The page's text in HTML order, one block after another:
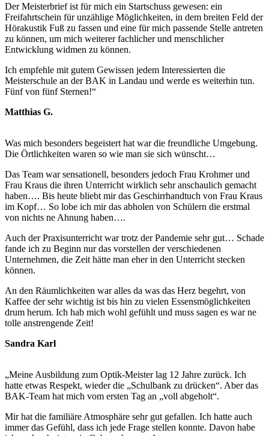
Der Meisterbrief ist für mich ein Startschuss gewesen: ein
Freifahrtschein für unzählige Möglichkeiten, in dem breiten Feld der
Hörakustik Fuß zu fassen und eine für mich passende Stelle antreten
zu können, um mich weiterer fachlicher und menschlicher
Entwicklung widmen zu können.
Ich empfehle mit gutem Gewissen jedem Interessierten die
Meisterschule an der BAK in Landau und werde es weiterhin tun.
Fünf von fünf Sternen!“
Matthias G.
Was mich besonders begeistert hat war die freundliche Umgebung.
Die Örtlichkeiten waren so wie man sie sich wünscht…
Das Team war sensationell, besonders jedoch Frau Krohmer und
Frau Kraus die ihren Unterricht wirklich sehr anschaulich gemacht
haben…. Bis heute bliebt mir das Geschirrhandtuch von Frau Kraus
im Kopf… So lobe ich mir das abholen von Schülern die erstmal
von nichts ne Ahnung haben….
Auch der Praxisunterricht war trotz der Pandemie sehr gut… Schade
fande ich zu Beginn nur das vorstellen der verschiedenen
Unternehmen, die Zeit hätte man eher in den Unterricht stecken
können.
An den Räumlichkeiten war alles da was das Herz begehrt, von
Kaffee der sehr wichtig ist bis hin zu vielen Essensmöglichkeiten
drum herum. Ich hab mich wohl gefühlt und muss sagen es war ne
tolle anstrengende Zeit!
Sandra Karl
„Meine Ausbildung zum Optik-Meister lag 12 Jahre zurück. Ich
hatte etwas Respekt, wieder die „Schulbank zu drücken“. Aber das
BAK-Team hat mich vom ersten Tag an „voll abgeholt“.
Mir hat die familiäre Atmosphäre sehr gut gefallen. Ich hatte auch
immer das Gefühl, dass ich jede Frage stellen konnte. Davon habe